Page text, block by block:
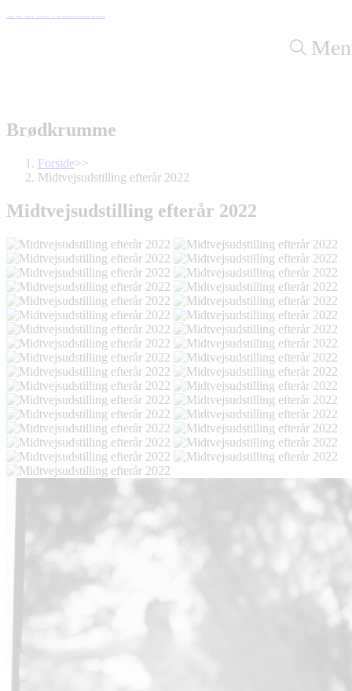
Gå til hovedindhold
Brødkrumme
Forside>>
Midtvejsudstilling efterår 2022
Midtvejsudstilling efterår 2022